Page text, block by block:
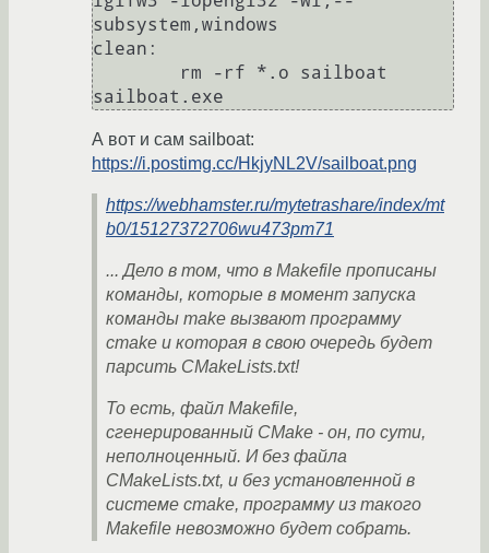
subsystem,windows
clean:
А вот и сам sailboat:
https://i.postimg.cc/HkjyNL2V/sailboat.png
https://webhamster.ru/mytetrashare/index/mt
b0/15127372706wu473pm71
... Дело в том, что в Makefile прописаны
команды, которые в момент запуска
команды make вызвают программу
cmake и которая в свою очередь будет
парсить CMakeLists.txt!
То есть, файл Makefile,
сгенерированный CMake - он, по сути,
неполноценный. И без файла
CMakeLists.txt, и без установленной в
системе cmake, программу из такого
Makefile невозможно будет собрать.